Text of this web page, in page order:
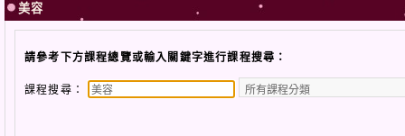
美容
請參考下方課程總覽或輸入關鍵字進行課程搜尋：
課程搜尋：